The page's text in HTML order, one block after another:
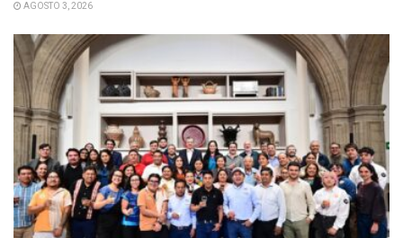
AGOSTO 3, 2026